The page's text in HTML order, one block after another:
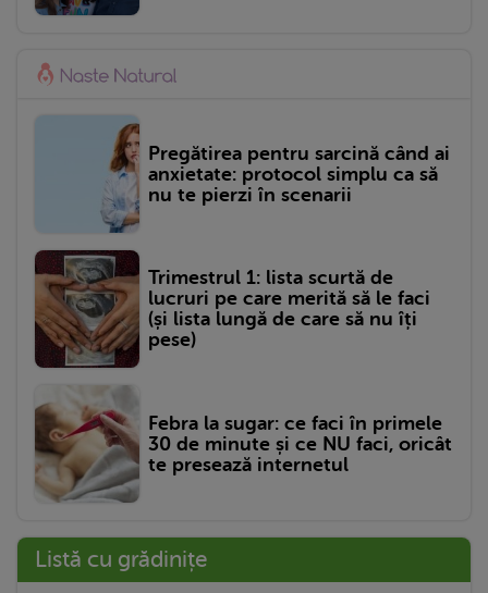
Pregătirea pentru sarcină când ai
anxietate: protocol simplu ca să
nu te pierzi în scenarii
Trimestrul 1: lista scurtă de
lucruri pe care merită să le faci
(și lista lungă de care să nu îți
pese)
Febra la sugar: ce faci în primele
30 de minute și ce NU faci, oricât
te presează internetul
Listă cu grădinițe